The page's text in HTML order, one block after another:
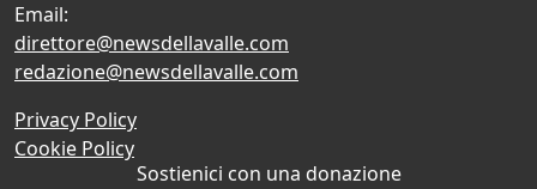
Email:
direttore@newsdellavalle.com
redazione@newsdellavalle.com
Privacy Policy
Cookie Policy
Sostienici con una donazione